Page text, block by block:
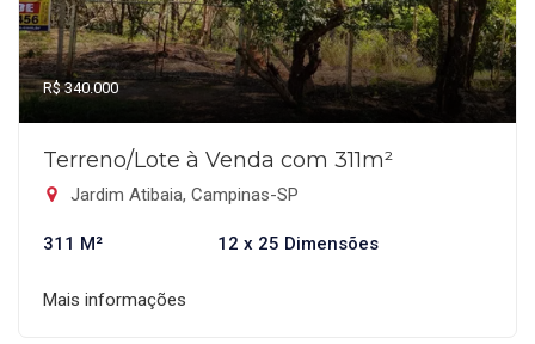
R$ 340.000
Terreno/Lote à Venda com 311m²
Jardim Atibaia, Campinas-SP
311 M² 12 x 25 Dimensões
Mais informações